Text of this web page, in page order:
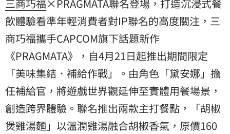
三商巧福×PRAGMATA聯名登場，打造沉浸式餐
飲體驗看準年輕消費者對IP聯名的高度關注，三
商巧福攜手CAPCOM旗下話題新作
《PRAGMATA》，自4月21日起推出期間限定
「美味集結．補給作戰」。由角色「黛安娜」擔
任補給官，將遊戲世界觀延伸至實體用餐場景，
創造跨界體驗。聯名推出兩款主打餐點，「胡椒
煲雞湯麵」以溫潤雞湯融合胡椒香氣，原價160